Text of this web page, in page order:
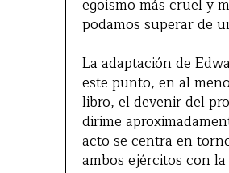
egoísmo más cruel y
podamos superar de
La adaptación de
este punto, en al
libro, el devenir del
dirime
acto se centra en
ambos ejércitos con